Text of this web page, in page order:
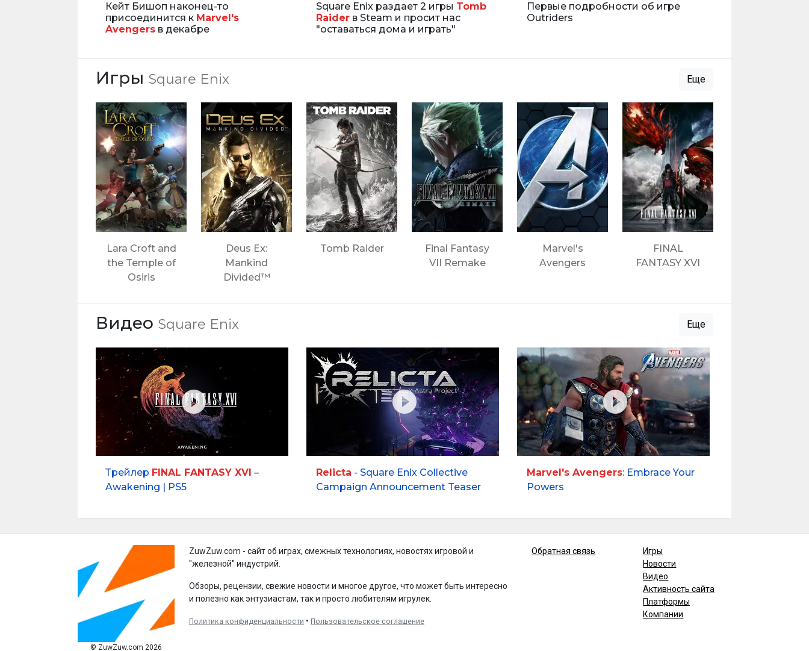
Кейт Бишоп наконец-то
присоединится к Marvel's
Avengers в декабре
Square Enix раздает 2 игры Tomb
Raider в Steam и просит нас
"оставаться дома и играть"
Первые подробности об игре
Outriders
Игры Square Enix Еще
Lara Croft and
the Temple of
Osiris
Deus Ex:
Mankind
Divided™
Tomb Raider
Final Fantasy
VII Remake
Marvel's
Avengers
FINAL
FANTASY XVI
Видео Square Enix Еще
Трейлер FINAL FANTASY XVI –
Awakening | PS5
Relicta - Square Enix Collective
Campaign Announcement Teaser
Marvel's Avengers: Embrace Your
Powers
© ZuwZuw.com 2026
ZuwZuw.com - сайт об играх, смежных технологиях, новостях игровой и
"железной" индустрий.
Обзоры, рецензии, свежие новости и многое другое, что может быть интересно
и полезно как энтузиастам, так и просто любителям игрулек.
Политика конфиденциальности • Пользовательское соглашение
Обратная связь
Игры
Новости
Видео
Активность сайта
Платформы
Компании